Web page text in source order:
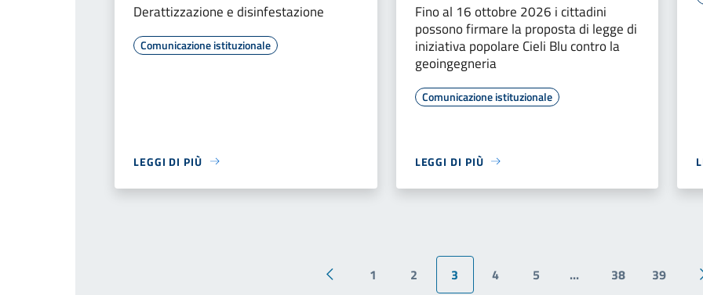
Derattizzazione e disinfestazione
Comunicazione istituzionale
LEGGI DI PIÙ
Fino al 16 ottobre 2026 i cittadini
possono firmare la proposta di legge di
iniziativa popolare Cieli Blu contro la
geoingegneria
Comunicazione istituzionale
LEGGI DI PIÙ
Pagina precedente
1 2 3 4 5 ... 38 39